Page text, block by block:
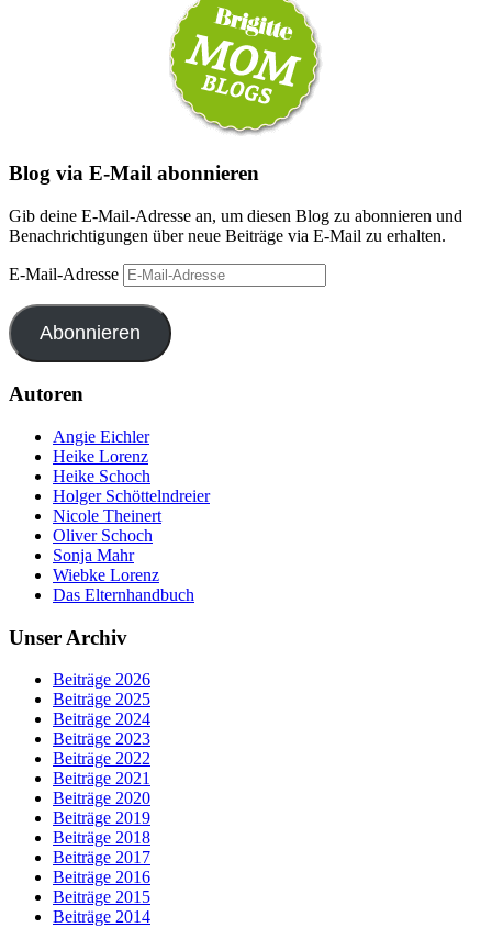
Blog via E-Mail abonnieren
Gib deine E-Mail-Adresse an, um diesen Blog zu abonnieren und
Benachrichtigungen über neue Beiträge via E-Mail zu erhalten.
E-Mail-Adresse
Abonnieren
Autoren
Angie Eichler
Heike Lorenz
Heike Schoch
Holger Schöttelndreier
Nicole Theinert
Oliver Schoch
Sonja Mahr
Wiebke Lorenz
Das Elternhandbuch
Unser Archiv
Beiträge 2026
Beiträge 2025
Beiträge 2024
Beiträge 2023
Beiträge 2022
Beiträge 2021
Beiträge 2020
Beiträge 2019
Beiträge 2018
Beiträge 2017
Beiträge 2016
Beiträge 2015
Beiträge 2014